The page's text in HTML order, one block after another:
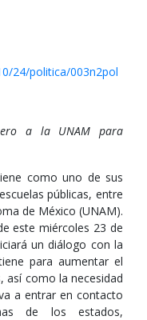
24/politica/003n2pol
a la UNAM para
como uno de sus
públicas, entre
de México (UNAM).
este miércoles 23 de
un diálogo con la
para aumentar el
así como la necesidad
a entrar en contacto
de los estados,